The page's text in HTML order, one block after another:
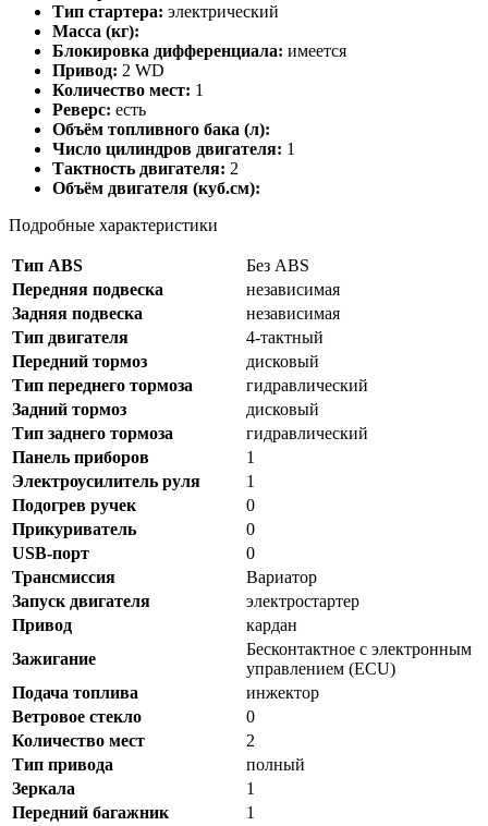
Тип стартера: электрический
Масса (кг):
Блокировка дифференциала: имеется
Привод: 2 WD
Количество мест: 1
Реверс: есть
Объём топливного бака (л):
Число цилиндров двигателя: 1
Тактность двигателя: 2
Объём двигателя (куб.см):
Подробные характеристики
Тип ABS
Без ABS
Передняя подвеска
независимая
Задняя подвеска
независимая
Тип двигателя
4-тактный
Передний тормоз
дисковый
Тип переднего тормоза
гидравлический
Задний тормоз
дисковый
Тип заднего тормоза
гидравлический
Панель приборов
1
Электроусилитель руля
1
Подогрев ручек
0
Прикуриватель
0
USB-порт
0
Трансмиссия
Вариатор
Запуск двигателя
электростартер
Привод
кардан
Зажигание
Бесконтактное с электронным
управлением (ECU)
Подача топлива
инжектор
Ветровое стекло
0
Количество мест
2
Тип привода
полный
Зеркала
1
Передний багажник
1